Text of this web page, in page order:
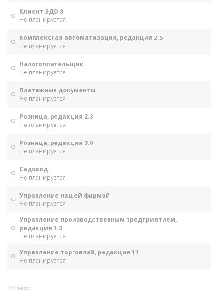
Клиент ЭДО 8
Не планируется
Комплексная автоматизация, редакция 2.5
Не планируется
Налогоплательщик
Не планируется
Платежные документы
Не планируется
Розница, редакция 2.3
Не планируется
Розница, редакция 3.0
Не планируется
Садовод
Не планируется
Управление нашей фирмой
Не планируется
Управление производственным предприятием,
редакция 1.3
Не планируется
Управление торговлей, редакция 11
Не планируется
30000882